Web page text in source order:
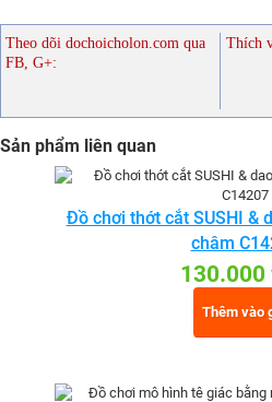
Theo dõi dochoicholon.com qua
FB, G+:
Thích
Sản phẩm liên quan
Đồ chơi thớt cắt SUSHI &
châm
130.000
Thêm vào